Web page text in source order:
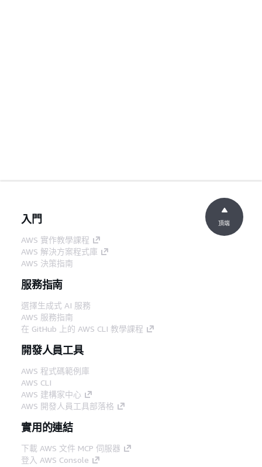
入門
AWS 實作教學課程
AWS 解決方案程式庫
AWS 決策指南
服務指南
選擇生成式 AI 服務
AWS 服務指南
在 GitHub 上的 AWS CLI 教學課程
開發人員工具
AWS 程式碼範例庫
AWS CLI
AWS 建構家中心
AWS 開發人員工具部落格
實用的連結
下載 AWS 文件 MCP 伺服器
登入 AWS Console
頂端